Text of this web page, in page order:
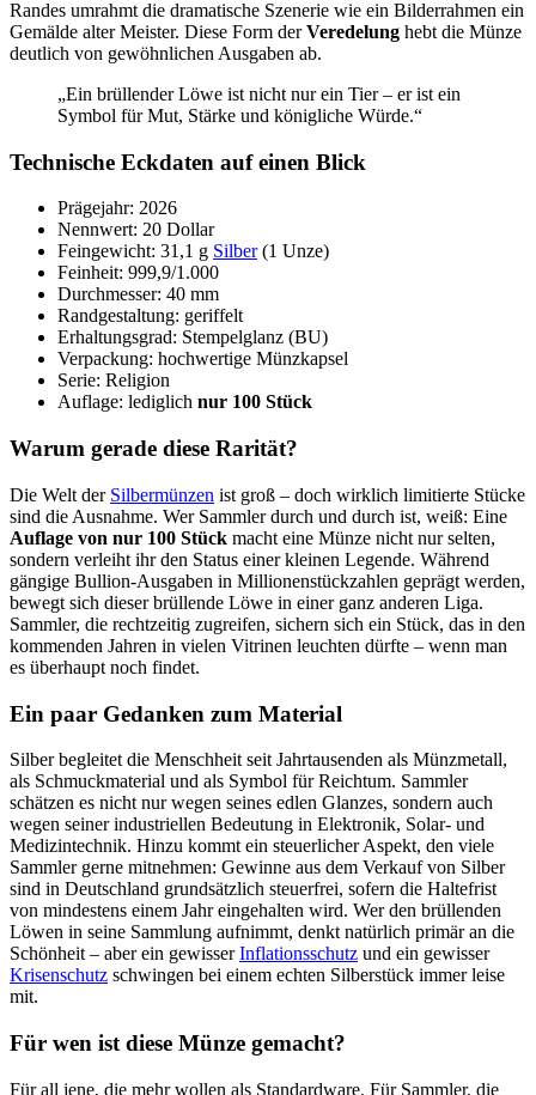
Randes umrahmt die dramatische Szenerie wie ein Bilderrahmen ein
Gemälde alter Meister. Diese Form derVeredelung hebt die Münze
deutlich von gewöhnlichen Ausgaben ab.
„Ein brüllender Löwe ist nicht nur ein Tier – er ist ein
Symbol für Mut, Stärke und königliche Würde.“
Technische Eckdaten auf einen Blick
Prägejahr: 2026
Nennwert: 20 Dollar
Feingewicht: 31,1 g Silber(1 Unze)
Feinheit: 999,9/1.000
Durchmesser: 40 mm
Randgestaltung: geriffelt
Erhaltungsgrad: Stempelglanz (BU)
Verpackung: hochwertige Münzkapsel
Serie: Religion
Auflage: lediglich nur 100 Stück
Warum gerade diese Rarität?
Die Welt der Silbermünzen ist groß – doch wirklich limitierte Stücke
sind die Ausnahme. Wer Sammler durch und durch ist, weiß: Eine
Auflage von nur 100 Stück macht eine Münze nicht nur selten,
sondern verleiht ihr den Status einer kleinen Legende. Während
gängige Bullion-Ausgaben in Millionenstückzahlen geprägt werden,
bewegt sich dieser brüllende Löwe in einer ganz anderen Liga.
Sammler, die rechtzeitig zugreifen, sichern sich ein Stück, das in den
kommenden Jahren in vielen Vitrinen leuchten dürfte – wenn man
es überhaupt noch findet.
Ein paar Gedanken zum Material
Silber begleitet die Menschheit seit Jahrtausenden als Münzmetall,
als Schmuckmaterial und als Symbol für Reichtum. Sammler
schätzen es nicht nur wegen seines edlen Glanzes, sondern auch
wegen seiner industriellen Bedeutung in Elektronik, Solar- und
Medizintechnik. Hinzu kommt ein steuerlicher Aspekt, den viele
Sammler gerne mitnehmen: Gewinne aus dem Verkauf von Silber
sind in Deutschland grundsätzlich steuerfrei, sofern die Haltefrist
von mindestens einem Jahr eingehalten wird. Wer den brüllenden
Löwen in seine Sammlung aufnimmt, denkt natürlich primär an die
Schönheit – aber ein gewisserInflationsschutz und ein gewisser
Krisenschutz schwingen bei einem echten Silberstück immer leise
mit.
Für wen ist diese Münze gemacht?
Für all jene, die mehr wollen als Standardware. Für Sammler, die